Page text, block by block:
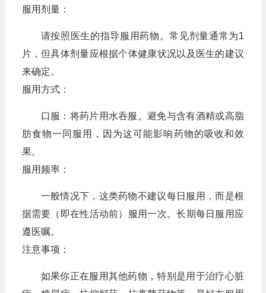
服用剂量：
请按照医生的指导服用药物。常见剂量通常为1
片，但具体剂量应根据个体健康状况以及医生的建议
来确定。
服用方式：
口服：将药片用水吞服。避免与含有酒精或高脂
肪食物一同服用，因为这可能影响药物的吸收和效
果。
服用频率：
一般情况下，这类药物不建议每日服用，而是根
据需要（即在性活动前）服用一次。长期每日服用应
遵医嘱。
注意事项：
如果你正在服用其他药物，特别是用于治疗心脏